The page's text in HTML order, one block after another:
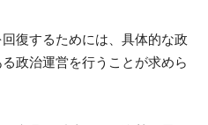
復するためには、具体的な政
政治運営を行うことが求めら